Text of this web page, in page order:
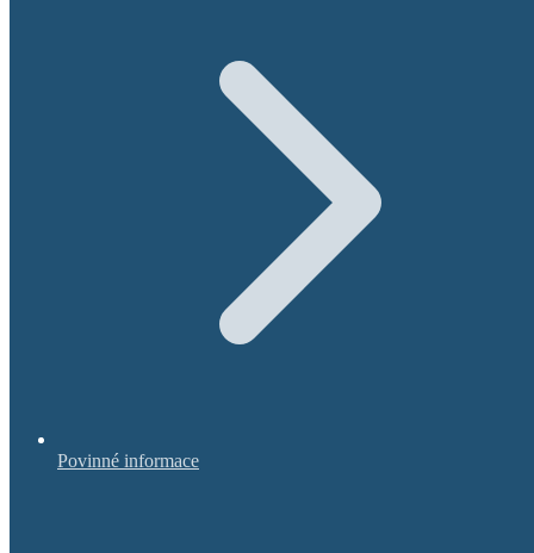
Povinné informace